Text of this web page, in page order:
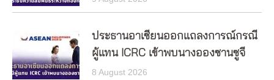
ประธานอาเซียนออกแถลงการณ์กรณี
ผู้แทน ICRC เข้าพบนางอองซานซูจี
8 August 2026